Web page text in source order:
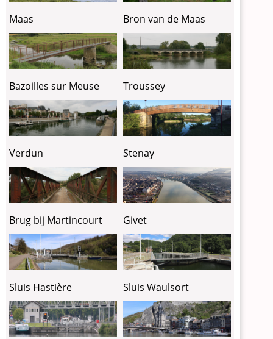
Maas Bron van de Maas
Bazoilles sur Meuse Troussey
Verdun Stenay
Brug bij Martincourt Givet
Sluis Hastière Sluis Waulsort